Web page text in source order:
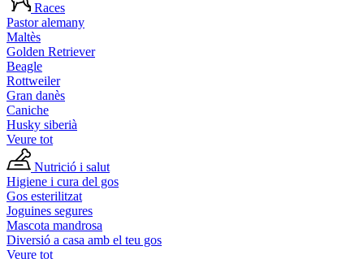
Races
Pastor alemany
Maltès
Golden Retriever
Beagle
Rottweiler
Gran danès
Caniche
Husky siberià
Veure tot
Nutrició i salut
Higiene i cura del gos
Gos esterilitzat
Joguines segures
Mascota mandrosa
Diversió a casa amb el teu gos
Veure tot